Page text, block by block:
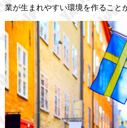
業が生まれやすい環境を作ること